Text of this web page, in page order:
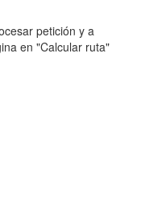
petición y a
en "Calcular ruta"